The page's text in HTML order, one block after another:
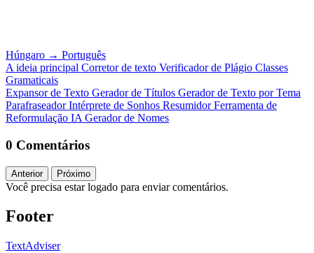
Húngaro → Português
A ideia principal Corretor de texto Verificador de Plágio Classes
Gramaticais
Expansor de Texto Gerador de Títulos Gerador de Texto por Tema
ParafraseadorIntérprete de Sonhos ResumidorFerramenta de
Reformulação IA Gerador de Nomes
0 Comentários
Anterior Próximo
Você precisa estar logado para enviar comentários.
Footer
TextAdviser